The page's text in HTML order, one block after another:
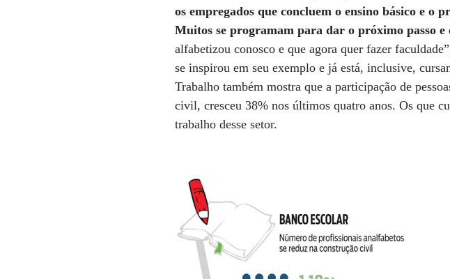
os empregados que concluem o ensino básico e
Muitos se programam para dar o próximo passo e
alfabetizou conosco e que agora quer fazer
se inspirou em seu exemplo e já está, inclusive,
Trabalho também mostra que a participação de
civil, cresceu 38% nos últimos quatro anos. Os que
trabalho desse setor.